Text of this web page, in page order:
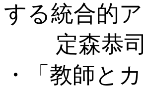
する統合的
定森恭司
・「教師と